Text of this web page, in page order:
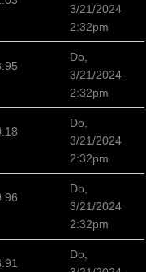
3/21/2024
2:32pm
Do,
3/21/2024
2:32pm
Do,
3/21/2024
2:32pm
Do,
3/21/2024
2:32pm
Do,